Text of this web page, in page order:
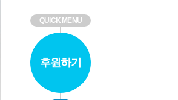
QUICK MENU
후원하기